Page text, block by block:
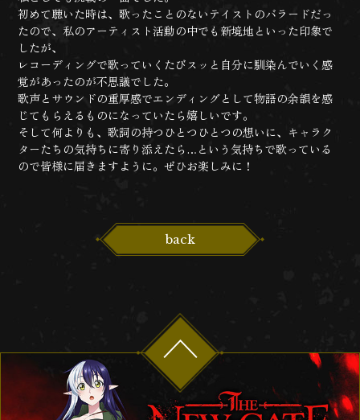
初めて聴いた時は、歌ったことのないテイストのバラードだっ
たので、私のアーティスト活動の中でも新境地といった印象で
したが、
レコーディングで歌っていくたびスッと自分に馴染んでいく感
覚があったのが不思議でした。
歌声とサウンドの重厚感でエンディングとして物語の余韻を感
じてもらえるものになっていたら嬉しいです。
そして何よりも、歌詞の持つひとつひとつの想いに、キャラク
ターたちの気持ちに寄り添えたら…という気持ちで歌っている
ので皆様に届きますように。ぜひお楽しみに！
back